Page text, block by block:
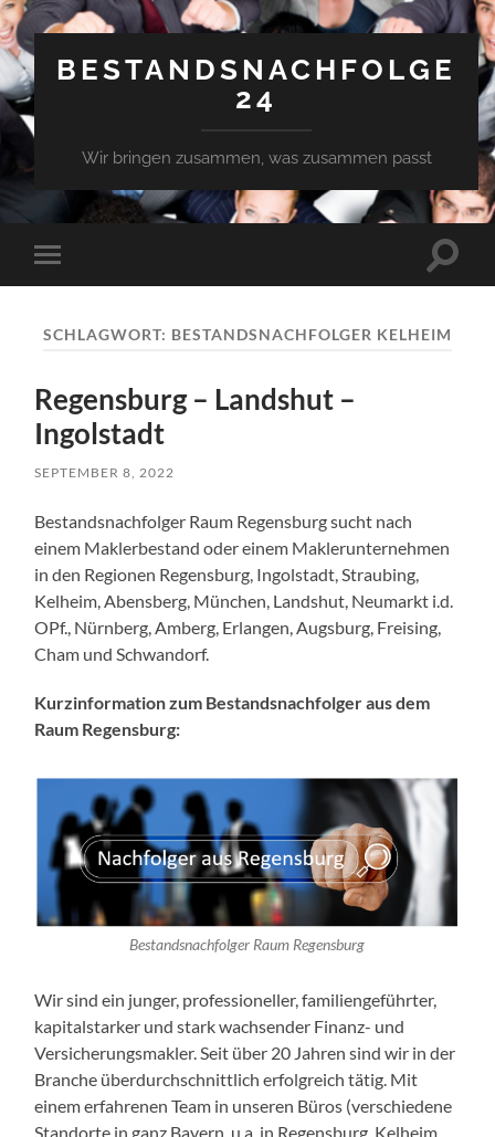
BESTANDSNACHFOLGE
24
Wir bringen zusammen, was zusammen passt
Mobile-
Menü
SCHLAGWORT: BESTANDSNACHFOLGER KELHEIM
Regensburg – Landshut –
Ingolstadt
SEPTEMBER 8, 2022
Bestandsnachfolger Raum Regensburg sucht nach
einem Maklerbestand oder einem Maklerunternehmen
in den Regionen Regensburg, Ingolstadt, Straubing,
Kelheim, Abensberg, München, Landshut, Neumarkt i.d.
OPf., Nürnberg, Amberg, Erlangen, Augsburg, Freising,
Cham und Schwandorf.
Kurzinformation zum Bestandsnachfolger aus dem
Raum Regensburg:
Bestandsnachfolger Raum Regensburg
Wir sind ein junger, professioneller, familiengeführter,
kapitalstarker und stark wachsender Finanz- und
Versicherungsmakler. Seit über 20 Jahren sind wir in der
Branche überdurchschnittlich erfolgreich tätig. Mit
einem erfahrenen Team in unseren Büros (verschiedene
Standorte in ganz Bayern, u.a. in Regensburg, Kelheim,